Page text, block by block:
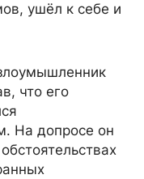
ушёл к себе и
что его
На допросе он